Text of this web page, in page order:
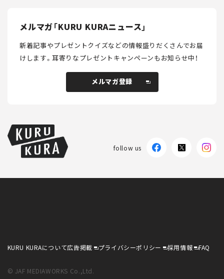
メルマガ「KURU KURAニュース」
新着記事やプレゼントクイズなどの情報盛りだくさんでお届
けします。耳寄りなプレゼントキャンペーンもお知らせ中！
メルマガ登録
follow us
KURU KURAについて広告掲載 プライバシーポリシー 採用情報 FAQ
© JAF MEDIAWORKS Co.,Ltd.